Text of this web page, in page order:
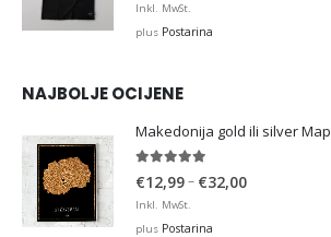
Inkl. MwSt.
plus Postarina
NAJBOLJE OCIJENE
Makedonija gold ili silver Map
€12,99– €32,00Price
Inkl. MwSt.
plus Postarina